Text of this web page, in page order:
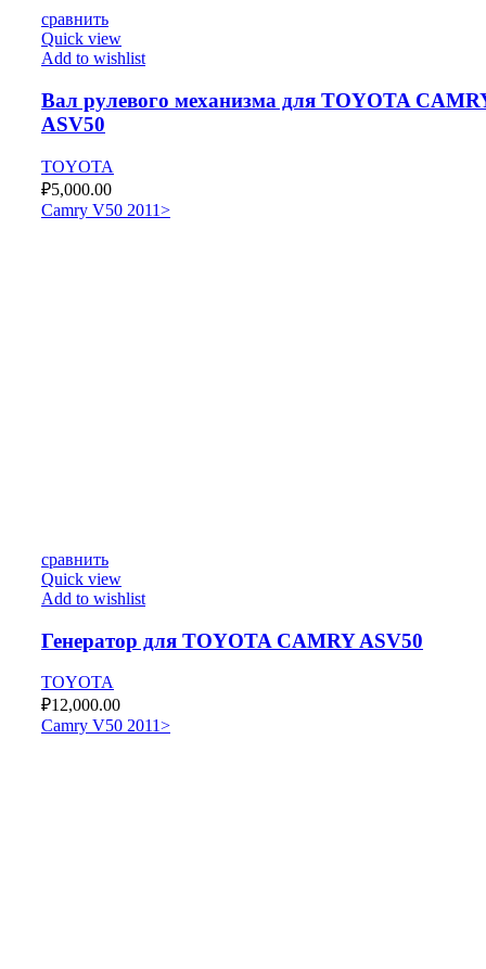
сравнить
Quick view
Add to wishlist
Вал рулевого механизма для TOYOTA
ASV50
TOYOTA
₽5,000.00
Camry V50 2011>
сравнить
Quick view
Add to wishlist
Генератор для TOYOTA CAMRY ASV50
TOYOTA
₽12,000.00
Camry V50 2011>